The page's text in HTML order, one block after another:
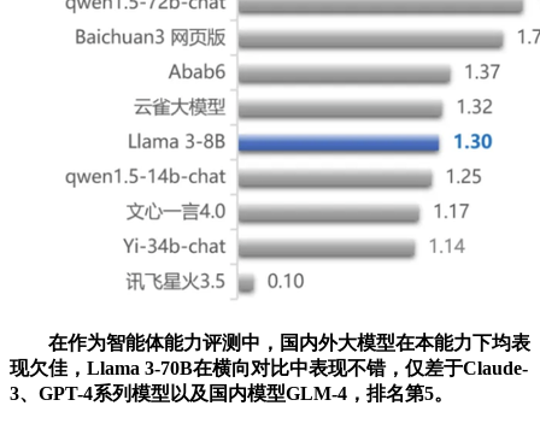
在作为智能体能力评测中，国内外大模型在本能力下均表
现欠佳，Llama 3-70B在横向对比中表现不错，仅差于Claude-
3、GPT-4系列模型以及国内模型GLM-4，排名第5。